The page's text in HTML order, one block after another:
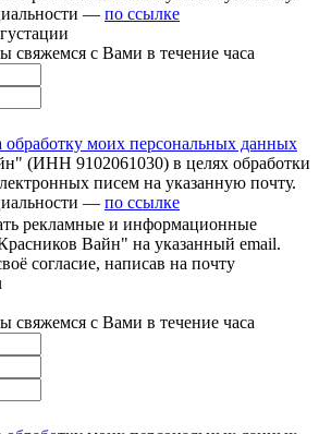
— по ссылке
свяжемся с Вами в течение часа
обработку моих персональных данных
(ИНН 9102061030) в целях обработки
писем на указанную почту.
— по ссылке
рекламные и информационные
Вайн" на указанный email.
согласие, написав на почту
свяжемся с Вами в течение часа